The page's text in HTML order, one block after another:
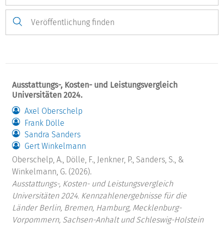
Ausstattungs-, Kosten- und Leistungsvergleich
Universitäten 2024.
Axel Oberschelp
Frank Dölle
Sandra Sanders
Gert Winkelmann
Oberschelp, A., Dölle, F., Jenkner, P., Sanders, S., &
Winkelmann, G. (2026).
Ausstattungs-, Kosten- und Leistungsvergleich
Universitäten 2024. Kennzahlenergebnisse für die
Länder Berlin, Bremen, Hamburg, Mecklenburg-
Vorpommern, Sachsen-Anhalt und Schleswig-Holstein